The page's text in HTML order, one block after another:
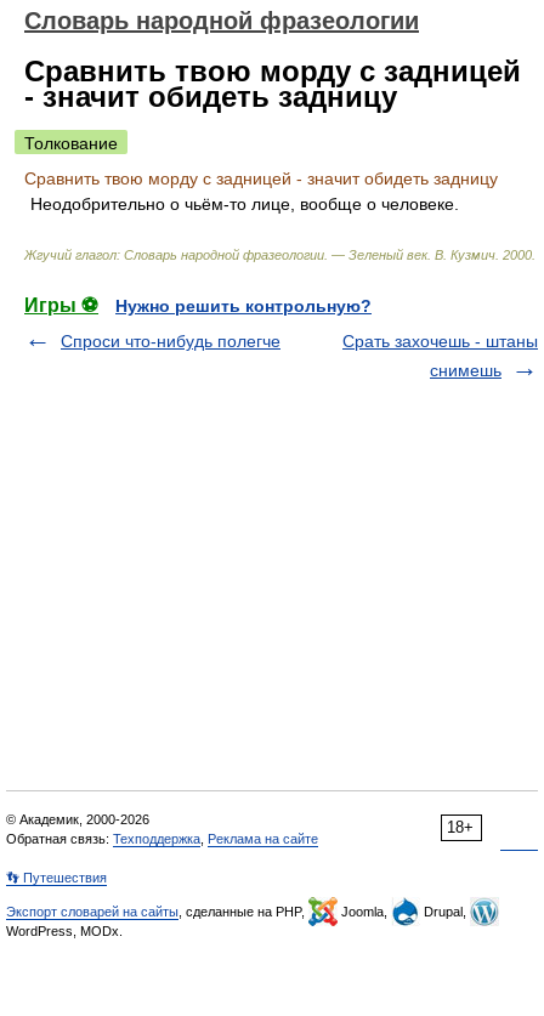
Словарь народной фразеологии
Сравнить твою морду с задницей
- значит обидеть задницу
Толкование
Сравнить твою морду с задницей - значит обидеть задницу
Неодобрительно о чьём-то лице, вообще о человеке.
Жгучий глагол: Словарь народной фразеологии. — Зеленый век. В. Кузмич 2000
Игры ⚽
Нужно решить контрольную?
Спроси что-нибудь полегче
Срать захочешь - штаны
снимешь
18+
© Академик, 2000-2026
Обратная связь: Техподдержка Реклама на сайте
👣 Путешествия
Экспорт словарей на сайты , сделанные на PHP, Joomla,
Drupal,
WordPress, MODx.